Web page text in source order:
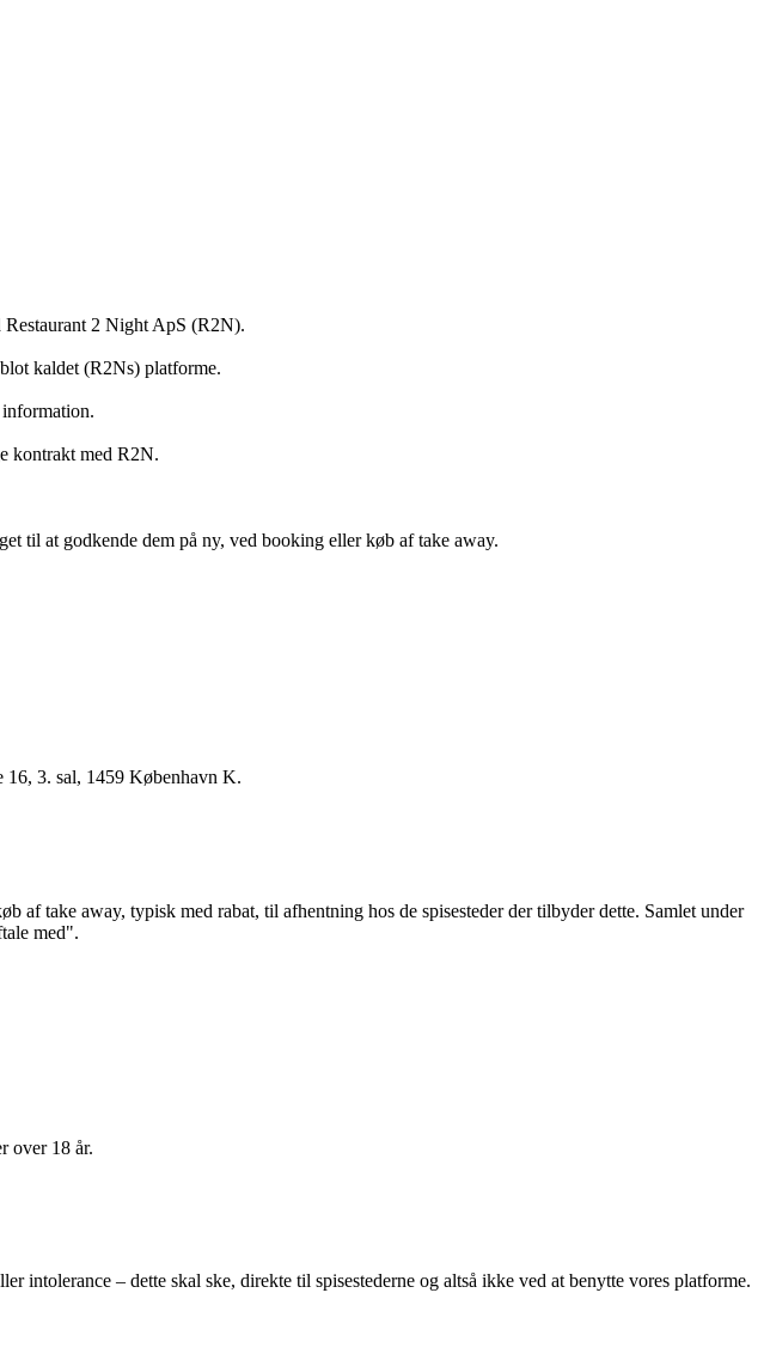
2 Night ApS (R2N).
kaldet (R2Ns) platforme.
kontrakt med R2N.
til at godkende dem på ny, ved booking eller køb af take away.
16, 3. sal, 1459 København K.
af take away, typisk med rabat, til afhentning hos de spisesteder der tilbyder dette. Samlet under
med".
over 18 år.
intolerance – dette skal ske, direkte til spisestederne og altså ikke ved at benytte vores platforme.